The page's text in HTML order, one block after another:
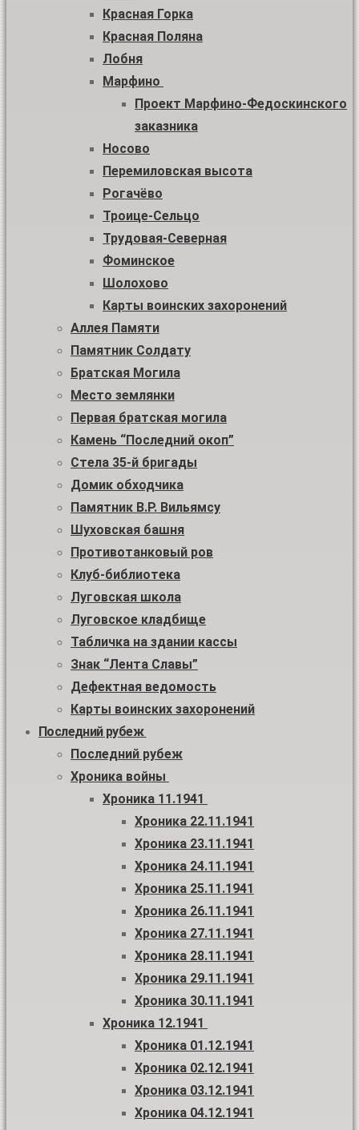
Красная Горка
Красная Поляна
Лобня
Марфино
Проект Марфино-Федоскинского
заказника
Носово
Перемиловская высота
Рогачёво
Троице-Сельцо
Трудовая-Северная
Фоминское
Шолохово
Карты воинских захоронений
Аллея Памяти
Памятник Солдату
Братская Могила
Место землянки
Первая братская могила
Камень “Последний окоп”
Стела 35-й бригады
Домик обходчика
Памятник В.Р. Вильямсу
Шуховская башня
Противотанковый ров
Клуб-библиотека
Луговская школа
Луговское кладбище
Табличка на здании кассы
Знак “Лента Славы”
Дефектная ведомость
Карты воинских захоронений
Последний рубеж
Последний рубеж
Хроника войны
Хроника 11.1941
Хроника 22.11.1941
Хроника 23.11.1941
Хроника 24.11.1941
Хроника 25.11.1941
Хроника 26.11.1941
Хроника 27.11.1941
Хроника 28.11.1941
Хроника 29.11.1941
Хроника 30.11.1941
Хроника 12.1941
Хроника 01.12.1941
Хроника 02.12.1941
Хроника 03.12.1941
Хроника 04.12.1941